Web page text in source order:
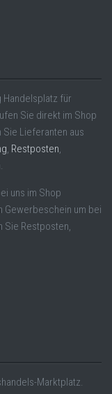
Handelsplatz für
Sie direkt im Shop
Lieferanten aus
, Restposten,
uns im Shop
Gewerbeschein um bei
Sie Restposten,
Marktplatz.